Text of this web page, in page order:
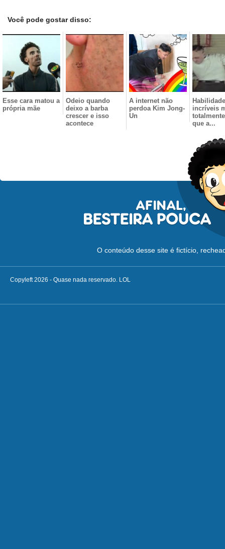
Você pode gostar disso:
Esse cara matou a
própria mãe
Odeio quando
deixo a barba
crescer e isso
acontece
A internet não
perdoa Kim Jong-
Un
incríveis
que a...
O conteúdo desse site é fictício,
Copyleft 2026 - Quase nada reservado. LOL